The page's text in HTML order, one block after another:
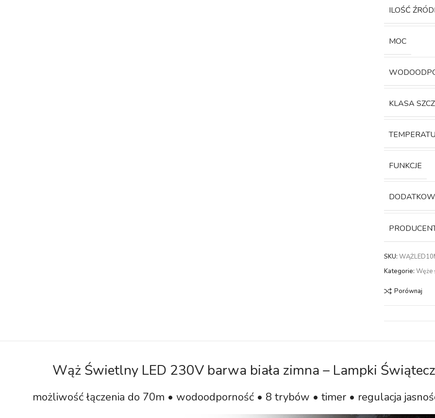
ILOŚĆ
MOC
KLASA
FUNKCJE
SKU:
Kategorie: Węże
Porównaj
Wąż Świetlny LED 230V barwa biała zimna – Lampki
możliwość łączenia do 70m • wodoodporność • 8 trybów • timer • regulacja